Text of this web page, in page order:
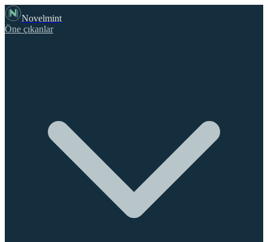
Novelmint
Öne çıkanlar